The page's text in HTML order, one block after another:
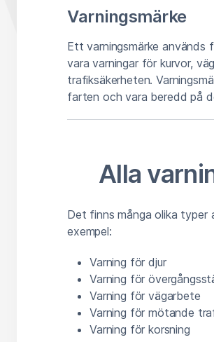
Varningsmärke
Ett varningsmärke används
vara varningar för kurvor,
trafiksäkerheten.
farten och vara beredd på
Alla
Det finns många olika typer
exempel:
Varning för djur
Varning för
Varning för vägarbete
Varning för mötande
Varning för korsning